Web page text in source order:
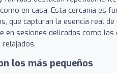
en casa. Esta cercanía es
que capturan la esencia real
sesiones delicadas como las
los más pequeños